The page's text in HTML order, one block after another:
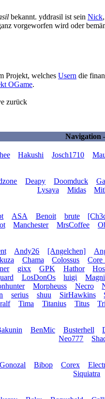
bekannt. yddrasil ist sein Nick
vorgeworfen wird oder
Projekt, welches Usern die
OGame.
zurück
Hakushi Josch1710
Deapy Doomduck
Lysaya
Midas
ASA Benoit brute
Manchester MrsCoffee
Andy26 [Angelchen]
Chama Colossus
gixx GPK Hathor
LosDonOs luigi
Morpheuss Necro
serius shuu SirHawkins
Tima Titanius Titus
BenMic Busterhell
Neo777
Bibop Corex
Siquiatra